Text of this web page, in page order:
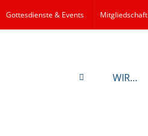
Gottesdienste & Events Mitgliedschaft
WIR…